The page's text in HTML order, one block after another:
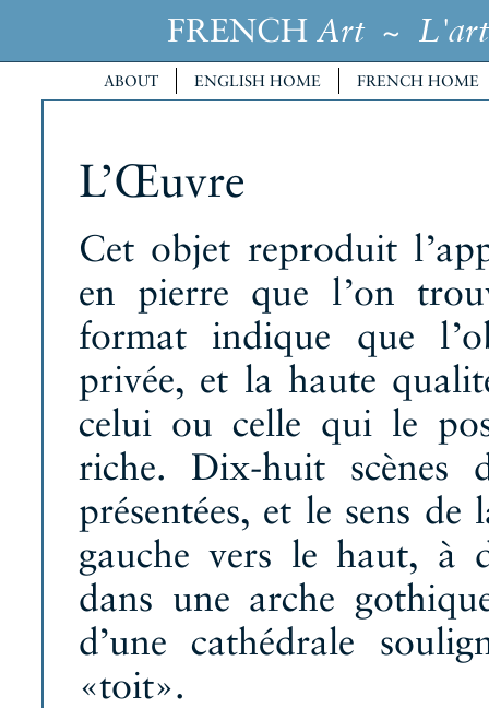
FRENCH Art~ L'art
ABOUT ENGLISH HOME FRENCH HOME
L’Œuvre
Cet objet reproduit
en pierre que l’on
format indique que
privée, et la haute
celui ou celle qui le
riche. Dix-huit scènes
présentées, et le sens
gauche vers le haut, à
dans une arche
d’une cathédrale
«toit».